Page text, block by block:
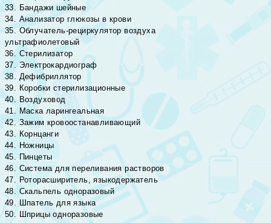
33. Бандажи шейные
34. Анализатор глюкозы в крови
35. Облучатель-рециркулятор воздуха
ультрафиолетовый
36. Стерилизатор
37. Электрокардиограф
38. Дефибриллятор
39. Коробки стерилизационные
40. Воздуховод
41. Маска ларингеальная
42. Зажим кровоостанавливающий
43. Корнцанги
44. Ножницы
45. Пинцеты
46. Система для переливания растворов
47. Роторасширитель, языкодержатель
48. Скальпель одноразовый
49. Шпатель для языка
50. Шприцы одноразовые